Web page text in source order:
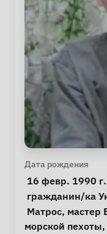
Личная
Дата рождения
16 февр. 1990
Особые
гражданин/ка
Примечания
морской